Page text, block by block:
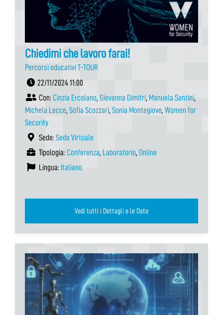
Chiedimi che lavoro farai!
Percorsi educativi T-TOUR
22/11/2024 11:00
Con: Cinzia Ercolano, Giovanna Dimitri, Manuela Santini,
Michela Lecce, Sofia Scozzari, Sonia Montegiove, Women for
Security
Sede: Sede Virtuale
Tipologia: Conferenza, Laboratorio, Online
Lingua: Italiano
Vedi tutti i Dettagli e le Date